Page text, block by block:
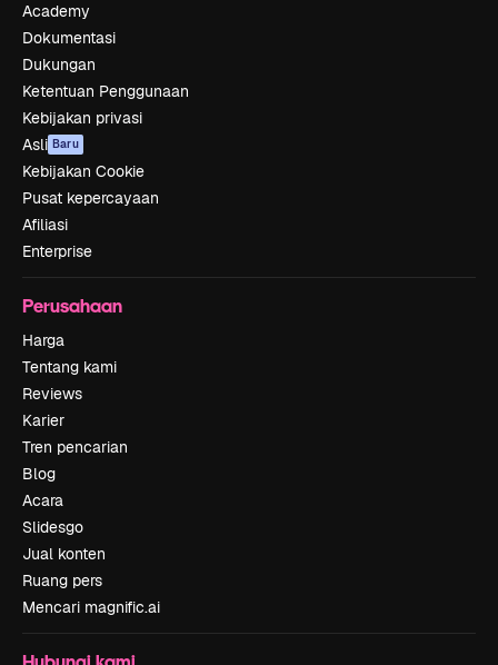
Academy
Dokumentasi
Dukungan
Ketentuan Penggunaan
Kebijakan privasi
Asli Baru
Kebijakan Cookie
Pusat kepercayaan
Afiliasi
Enterprise
Perusahaan
Harga
Tentang kami
Reviews
Karier
Tren pencarian
Blog
Acara
Slidesgo
Jual konten
Ruang pers
Mencari magnific.ai